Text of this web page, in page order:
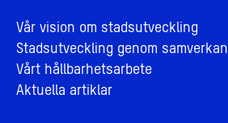
Vår vision om stadsutveckling
Stadsutveckling genom samverkan
Vårt hållbarhetsarbete
Aktuella artiklar